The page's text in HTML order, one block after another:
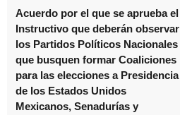
Acuerdo por el que se aprueba el
Instructivo que deberán observar
los Partidos Políticos Nacionales
que busquen formar Coaliciones
para las elecciones a Presidencia
de los Estados Unidos
Mexicanos, Senadurías y